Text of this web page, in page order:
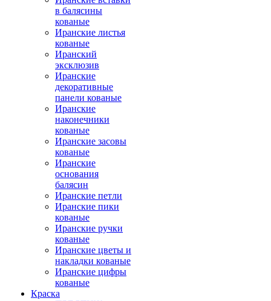
в балясины
кованые
Иранские листья
кованые
Иранский
эксклюзив
Иранские
декоративные
панели кованые
Иранские
наконечники
кованые
Иранские засовы
кованые
Иранские
основания
балясин
Иранские петли
Иранские пики
кованые
Иранские ручки
кованые
Иранские цветы и
накладки кованые
Иранские цифры
кованые
Краска